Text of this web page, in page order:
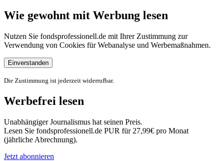
Wie gewohnt mit Werbung lesen
Nutzen Sie fondsprofessionell.de mit Ihrer Zustimmung zur
Verwendung von Cookies für Webanalyse und Werbemaßnahmen.
Einverstanden
Die Zustimmung ist jederzeit widerrufbar.
Werbefrei lesen
Unabhängiger Journalismus hat seinen Preis.
Lesen Sie fondsprofessionell.de PUR für 27,99€ pro Monat
(jährliche Abrechnung).
Jetzt abonnieren